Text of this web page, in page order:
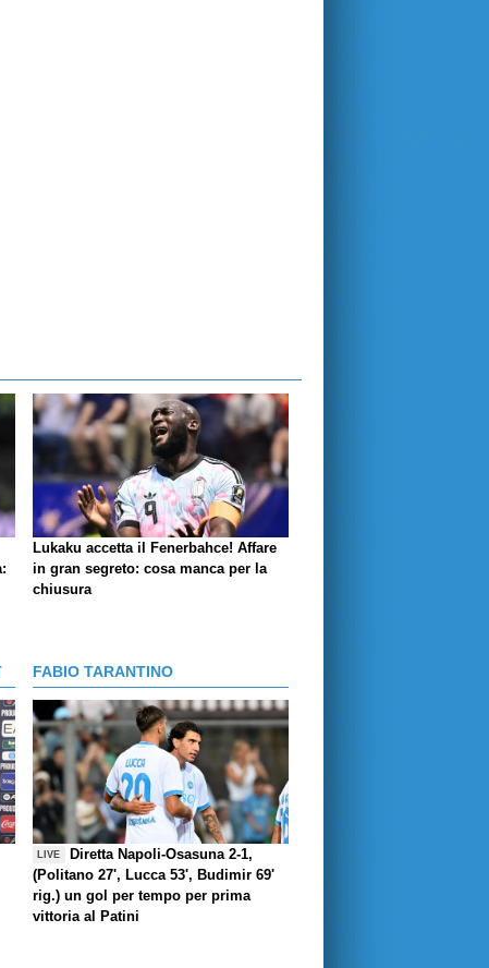
Lukaku accetta il Fenerbahce! Affare
in gran segreto: cosa manca per la
chiusura
FABIO TARANTINO
LIVE
Diretta Napoli-Osasuna 2-1,
(Politano 27', Lucca 53', Budimir 69'
rig.) un gol per tempo per prima
vittoria al Patini